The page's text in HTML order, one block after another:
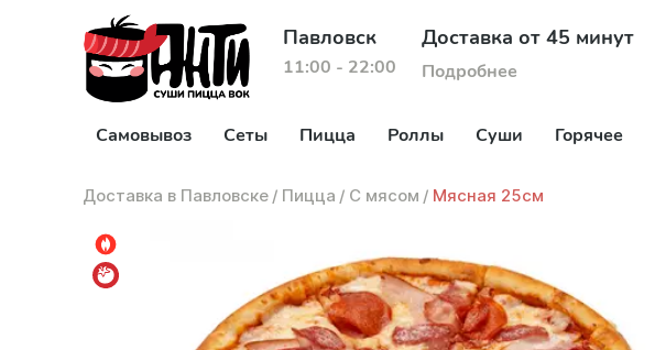
Павловск
11:00 - 22:00
Доставка от 45 минут
Подробнее
Самовывоз Сеты Пицца Роллы Суши Горячее
Доставка в Павловске / Пицца / С мясом / Мясная 25см